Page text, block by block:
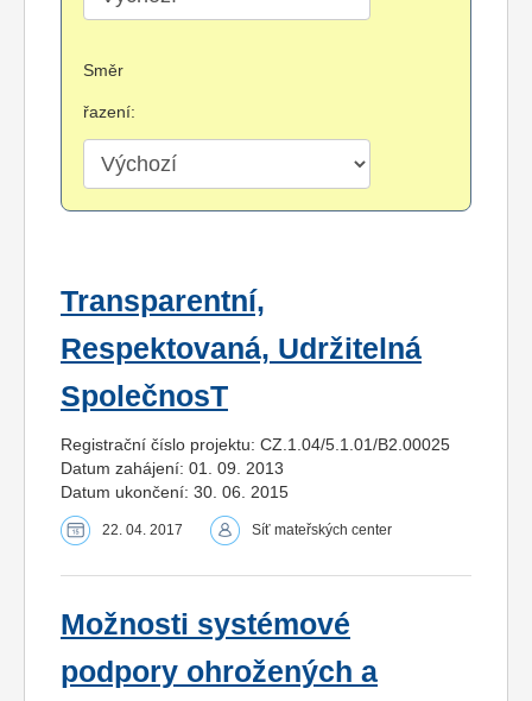
Směr
řazení:
Transparentní,
Respektovaná, Udržitelná
SpolečnosT
Registrační číslo projektu: CZ.1.04/5.1.01/B2.00025
Datum zahájení: 01. 09. 2013
Datum ukončení: 30. 06. 2015
22. 04. 2017 Síť mateřských center
Možnosti systémové
podpory ohrožených a